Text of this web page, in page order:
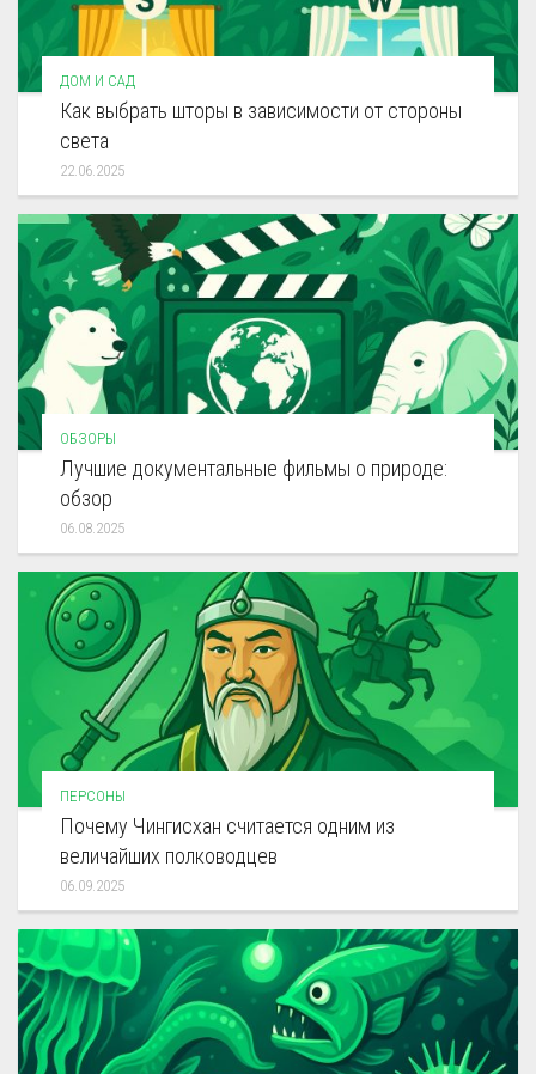
ДОМ И САД
Как выбрать шторы в зависимости от стороны
света
22.06.2025
ОБЗОРЫ
Лучшие документальные фильмы о природе:
обзор
06.08.2025
ПЕРСОНЫ
Почему Чингисхан считается одним из
величайших полководцев
06.09.2025